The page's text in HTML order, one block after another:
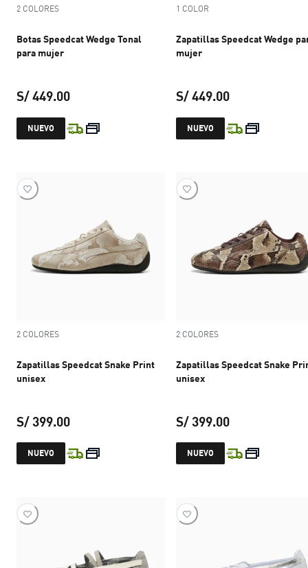
2 COLORES
Botas Speedcat Wedge Tonal
para mujer
S/ 449.00
precio actual S/ 449.00
NUEVO
1 COLOR
Zapatillas Speedcat Wedge
mujer
S/ 449.00
precio actual
NUEVO
2 COLORES
Zapatillas Speedcat Snake Print
unisex
S/ 399.00
precio actual S/ 399.00
NUEVO
2 COLORES
Zapatillas Speedcat Snake
unisex
S/ 399.00
precio actual
NUEVO